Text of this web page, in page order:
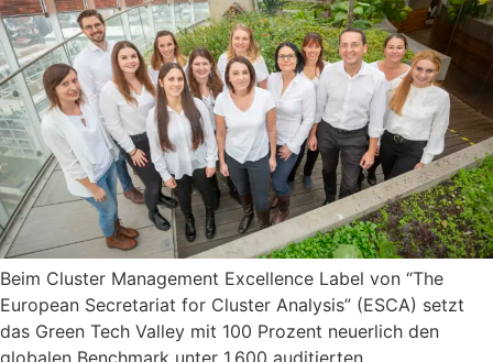
Beim Cluster Management Excellence Label von “The
European Secretariat for Cluster Analysis” (ESCA) setzt
das Green Tech Valley mit 100 Prozent neuerlich den
globalen Benchmark unter 1.600 auditierten